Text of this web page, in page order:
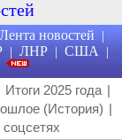
Лента новостей |
| ЛНР | США |
Итоги 2025 года |
(История) |